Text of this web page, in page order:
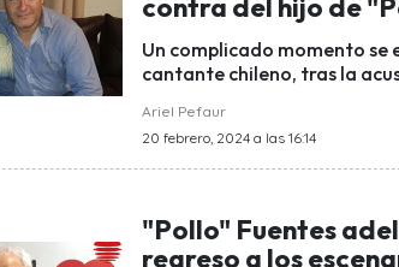
contra del hijo de
Un complicado momento
cantante chileno, tras la
Ariel Pefaur
20 febrero, 2024 a las 16:14
"Pollo" Fuentes
regreso a los